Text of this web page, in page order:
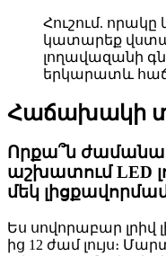
Հուշում. որակը
կատարեք
լողավազանի
երկարատև
Հաճախակի
Որքա՞ն
աշխատում LED
մեկ
Ես սովորաբար լրիվ
ից 12 ժամ լույս։